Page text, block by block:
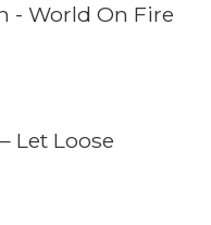
- World On Fire
Let Loose